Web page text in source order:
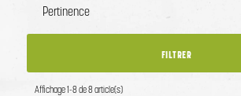
Prix
FILTRER
Affichage 1-8 de 8 article(s)